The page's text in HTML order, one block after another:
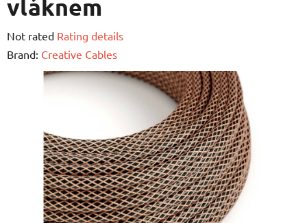
vláknem
The
average
product
Not rated Rating details
Brand: Creative Cables